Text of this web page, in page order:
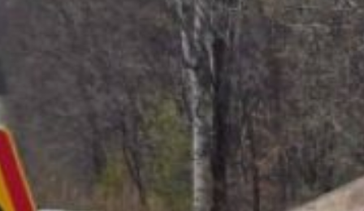
для жизни»,
минтрансе, дорога
проходит через девять
населенных пунктов
Хабаровского района. В
этом году планируют
отремонтировать три
участка трассы
протяженностью более